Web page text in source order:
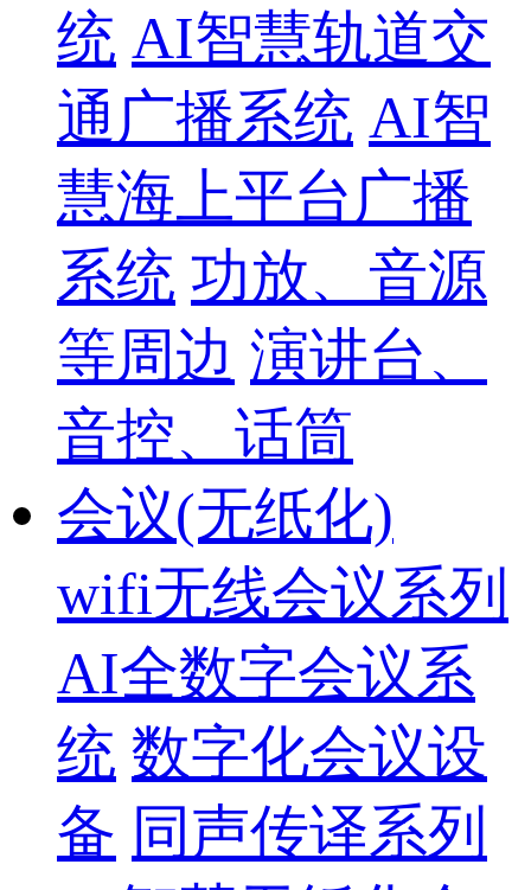
统 AI智慧轨道交
通广播系统 AI智
慧海上平台广播
系统 功放、音源
等周边 演讲台、
音控、话筒
会议(无纸化)
wifi无线会议系列
AI全数字会议系
统 数字化会议设
备 同声传译系列